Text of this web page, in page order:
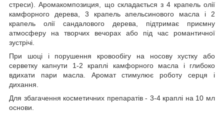
стреси). Аромакомпозиция, що складається з 4 крапель олії
камфорного дерева, 3 крапель апельсинового масла і 2
крапель олії сандалового дерева, підтримає приємну
атмосферу на творчих вечорах або під час романтичної
зустрічі.
При шоці і порушення кровообігу на носову хустку або
серветку капнути 1-2 краплі камфорного масла і глибоко
вдихати пари масла. Аромат стимулює роботу серця і
дихання.
Для збагачення косметичних препаратів - 3-4 краплі на 10 мл
основи.